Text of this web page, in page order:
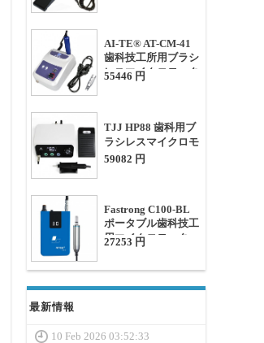
AI-TE® AT-CM-41
歯科技工所用ブラシ
レスマイクロモータ
55446 円
TJJ HP88 歯科用ブ
ラシレスマイクロモ
ーター（60000rmp
59082 円
Fastrong C100-BL
ポータブル歯科技工
用マイクロモーター
27253 円
最新情報
10 Feb 2026 03:52:33